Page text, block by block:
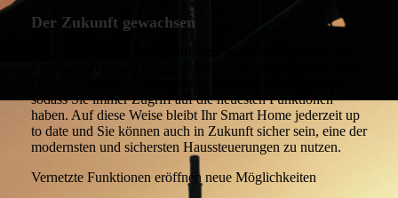
Der Zukunft gewachsen
sodass Sie immer Zugriff auf die neuesten Funktionen
haben. Auf diese Weise bleibt Ihr Smart Home jederzeit up
to date und Sie können auch in Zukunft sicher sein, eine der
modernsten und sichersten Haussteuerungen zu nutzen.
Vernetzte Funktionen eröffnen neue Möglichkeiten